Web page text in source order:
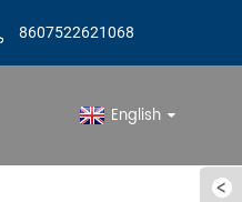
8607522621068
English
Per